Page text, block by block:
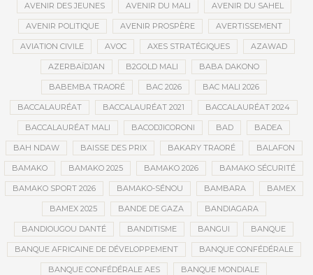
AVENIR DES JEUNES AVENIR DU MALI AVENIR DU SAHEL
AVENIR POLITIQUE AVENIR PROSPÈRE AVERTISSEMENT
AVIATION CIVILE AVOC AXES STRATÉGIQUES AZAWAD
AZERBAÏDJAN B2GOLD MALI BABA DAKONO
BABEMBA TRAORÉ BAC 2026 BAC MALI 2026
BACCALAURÉAT BACCALAURÉAT 2021 BACCALAURÉAT 2024
BACCALAURÉAT MALI BACODJICORONI BAD BADEA
BAH NDAW BAISSE DES PRIX BAKARY TRAORÉ BALAFON
BAMAKO BAMAKO 2025 BAMAKO 2026 BAMAKO SÉCURITÉ
BAMAKO SPORT 2026 BAMAKO-SÉNOU BAMBARA BAMEX
BAMEX 2025 BANDE DE GAZA BANDIAGARA
BANDIOUGOU DANTÉ BANDITISME BANGUI BANQUE
BANQUE AFRICAINE DE DÉVELOPPEMENT BANQUE CONFÉDÉRALE
BANQUE CONFÉDÉRALE AES BANQUE MONDIALE